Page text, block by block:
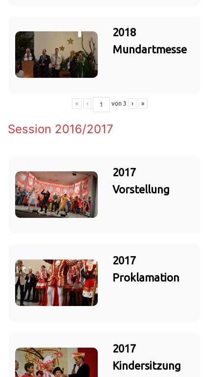
2018
Mundartmesse
« ‹ von 3 › »
Session 2016/2017
2017
Vorstellung
2017
Proklamation
2017
Kindersitzung